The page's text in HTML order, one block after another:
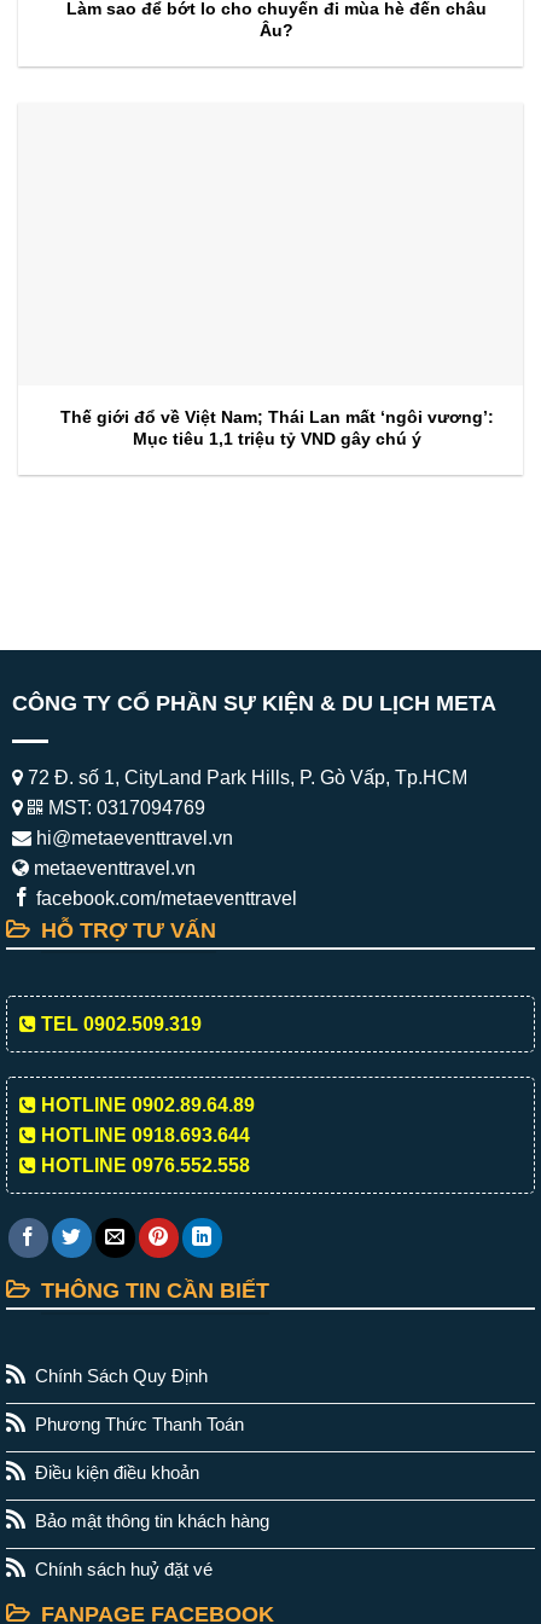
Làm sao để bớt lo cho chuyến đi mùa hè đến châu
Âu?
Thế giới đổ về Việt Nam; Thái Lan mất ‘ngôi vương’:
Mục tiêu 1,1 triệu tỷ VND gây chú ý
CÔNG TY CỔ PHẦN SỰ KIỆN & DU LỊCH META
72 Đ. số 1, CityLand Park Hills, P. Gò Vấp, Tp.HCM
MST: 0317094769
hi@metaeventtravel.vn
metaeventtravel.vn
facebook.com/metaeventtravel
HỖ TRỢ TƯ VẤN
TEL 0902.509.319
HOTLINE 0902.89.64.89
HOTLINE 0918.693.644
HOTLINE 0976.552.558
THÔNG TIN CẦN BIẾT
Chính Sách Quy Định
Phương Thức Thanh Toán
Điều kiện điều khoản
Bảo mật thông tin khách hàng
Chính sách huỷ đặt vé
FANPAGE FACEBOOK